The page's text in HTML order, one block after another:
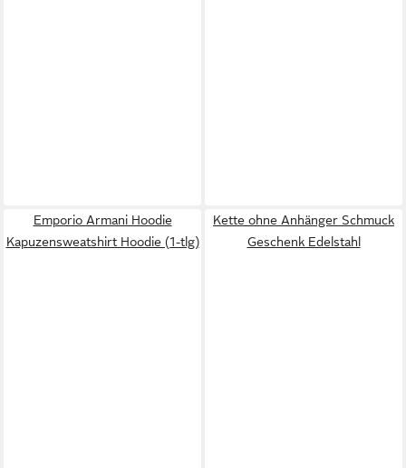
Emporio Armani Hoodie
Kapuzensweatshirt Hoodie (1-tlg)
Kette ohne Anhänger Schmuck
Geschenk Edelstahl